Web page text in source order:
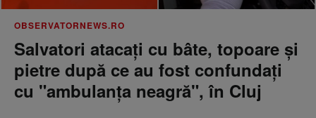
OBSERVATORNEWS.RO
Salvatori atacaţi cu bâte, topoare şi
pietre după ce au fost confundaţi
cu "ambulanţa neagră", în Cluj